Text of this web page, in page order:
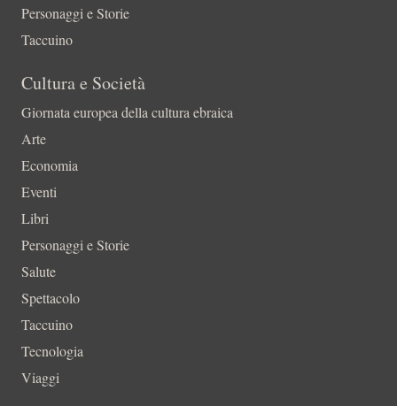
Personaggi e Storie
Taccuino
Cultura e Società
Giornata europea della cultura ebraica
Arte
Economia
Eventi
Libri
Personaggi e Storie
Salute
Spettacolo
Taccuino
Tecnologia
Viaggi